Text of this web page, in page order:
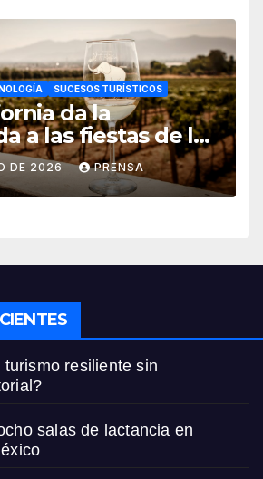
SUCESOS TURÍSTICOS
da la
a las fiestas de la
DE 2026 PRENSA
resiliente sin
salas de lactancia en